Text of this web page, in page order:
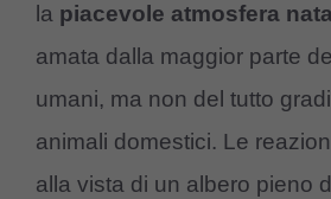
la piacevole atmosfera
amata dalla maggior parte
umani, ma non del tutto
animali domestici. Le
alla vista di un albero pieno